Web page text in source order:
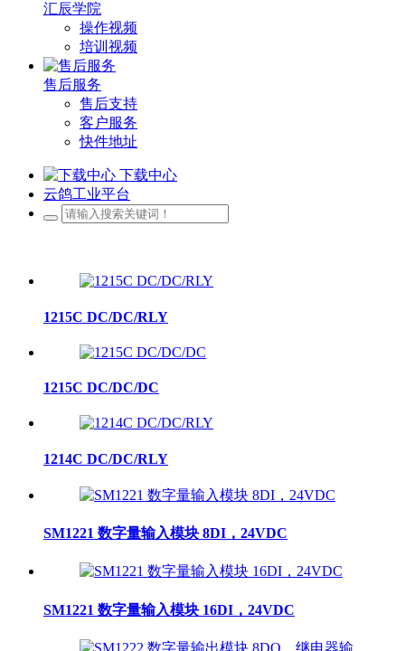
汇辰学院
操作视频
培训视频
售后服务
售后支持
客户服务
快件地址
下载中心
云鸽工业平台
1215C DC/DC/RLY
1215C DC/DC/DC
1214C DC/DC/RLY
SM1221 数字量输入模块 8DI，24VDC
SM1221 数字量输入模块 16DI，24VDC